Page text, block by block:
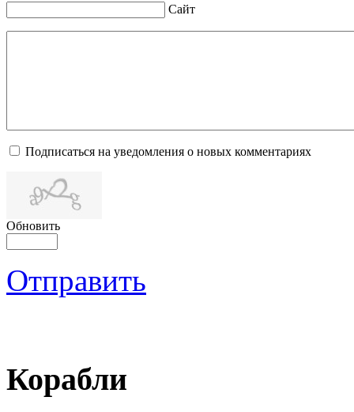
Сайт
Подписаться на уведомления о новых комментариях
Обновить
Отправить
Корабли